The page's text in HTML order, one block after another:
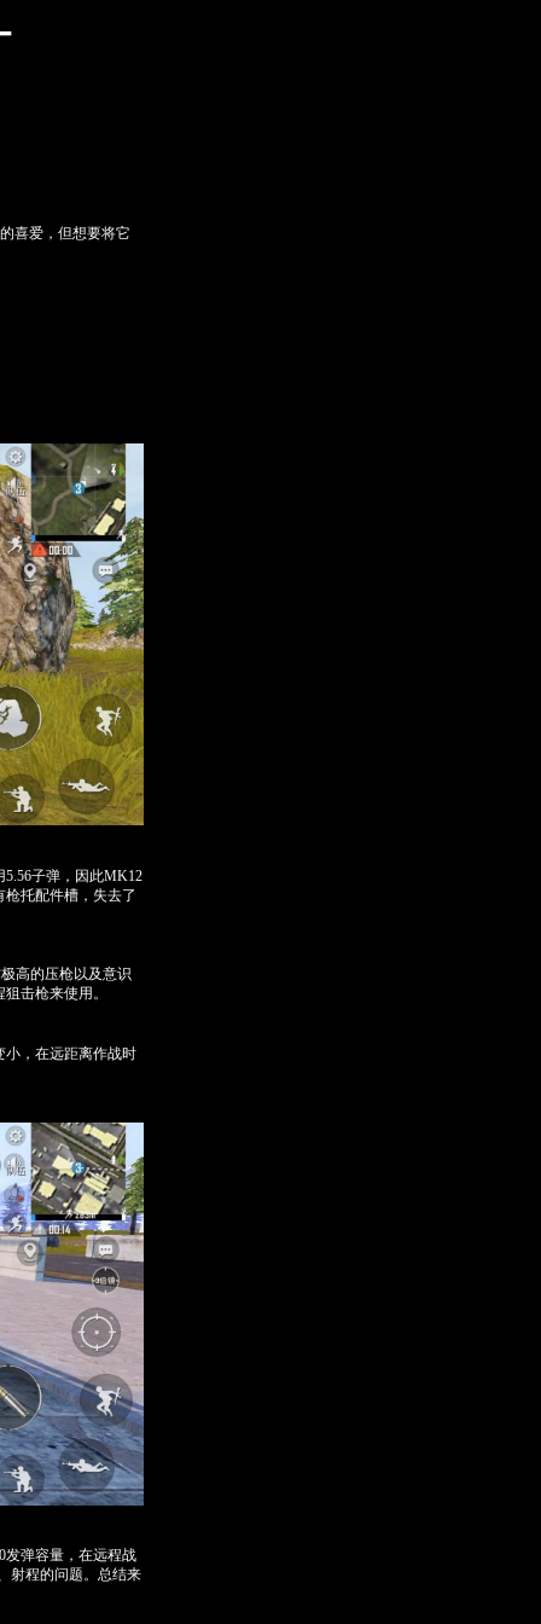
喜爱，但想要将它
子弹，因此MK12
托配件槽，失去了
高的压枪以及意识
击枪来使用。
小，在远距离作战时
发弹容量，在远程战
射程的问题。总结来